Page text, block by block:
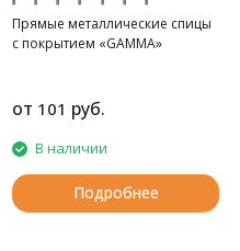
Прямые металлические спицы
с покрытием «GAMMA»
от 101 руб.
В наличии
Подробнее